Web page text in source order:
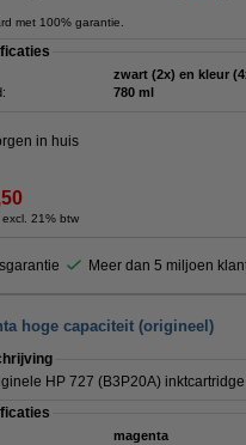
met 100% garantie.
zwart (2x) en kleur
780 ml
in huis
21% btw
Meer dan 5 miljoen
hoge capaciteit (origineel)
HP 727 (B3P20A)
magenta